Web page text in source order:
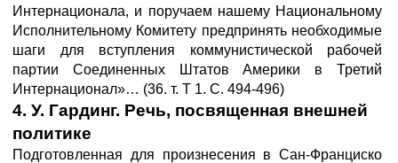
Интернационала, и поручаем нашему Национальному
Исполнительному Комитету предпринять необходимые
шаги для вступления коммунистической рабочей
партии Соединенных Штатов Америки в Третий
Интернационал»… (36. т. Т 1. С. 494-496)
4. У. Гардинг. Речь, посвященная внешней
политике
Подготовленная для произнесения в Сан-Франциско